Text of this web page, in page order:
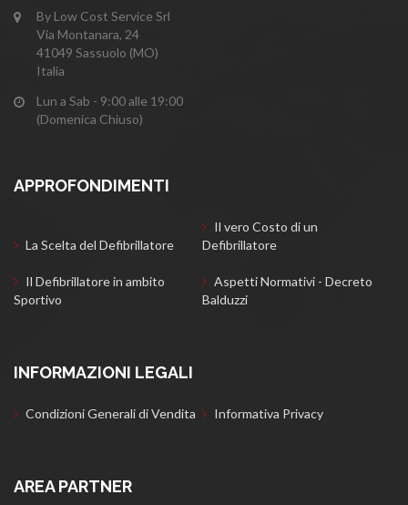
By Low Cost Service Srl
Via Montanara, 24
41049 Sassuolo (MO)
Italia
Lun a Sab - 9:00 alle 19:00
(Domenica Chiuso)
APPROFONDIMENTI
La Scelta del Defibrillatore
Il vero Costo di un
Defibrillatore
Il Defibrillatore in ambito
Sportivo
Aspetti Normativi - Decreto
Balduzzi
INFORMAZIONI LEGALI
Condizioni Generali di Vendita Informativa Privacy
AREA PARTNER